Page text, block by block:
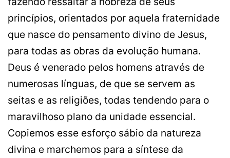
princípios, orientados por aquela fraternidade
que nasce do pensamento divino de Jesus,
para todas as obras da evolução humana.
Deus é venerado pelos homens através de
numerosas línguas, de que se servem as
seitas e as religiões, todas tendendo para o
maravilhoso plano da unidade essencial.
Copiemos esse esforço sábio da natureza
divina e marchemos para a síntese da